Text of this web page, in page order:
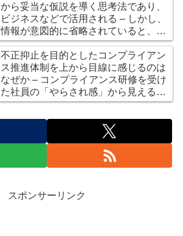
から妥当な仮説を導く思考法であり、
ビジネスなどで活用される – しかし、
情報が意図的に省略されていると、誤
った判断につながるリスクがある
不正抑止を目的としたコンプライアン
ス推進体制を上から目線に感じるのは
なぜか – コンプライアンス研修を受け
た社員の「やらされ感」から見える組
織の真実と集合意識のメリット・デメ
スポンサーリンク